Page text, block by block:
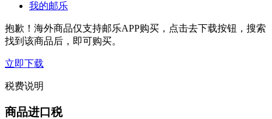
我的邮乐
抱歉！海外商品仅支持邮乐APP购买，点击去下载按钮，搜索
找到该商品后，即可购买。
立即下载
税费说明
商品进口税